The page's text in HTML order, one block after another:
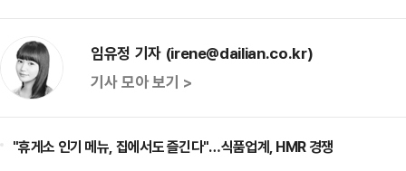
임유정 기자 (irene@dailian.co.kr)
기사 모아 보기 >
"휴게소 인기 메뉴, 집에서도 즐긴다"…식품업계, HMR 경쟁